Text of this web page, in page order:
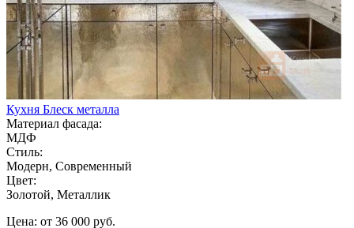
Кухня Блеск металла
Материал фасада:
МДФ
Стиль:
Модерн, Современный
Цвет:
Золотой, Металлик
Цена: от 36 000 руб.